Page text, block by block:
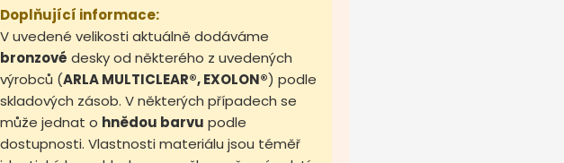
Doplňující informace:
V uvedené velikosti aktuálně dodáváme
bronzové desky od některého z uvedených
výrobců (ARLA MULTICLEAR®, EXOLON®) podle
skladových zásob. V některých případech se
může jednat o hnědou barvu podle
dostupnosti. Vlastnosti materiálu jsou téměř